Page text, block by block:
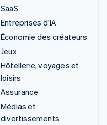
SaaS
Entreprises d'IA
Économie des créateurs
Jeux
Hôtellerie, voyages et
loisirs
Assurance
Médias et
divertissements